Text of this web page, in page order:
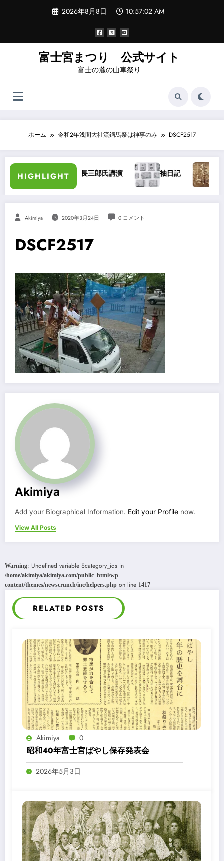
ツ
2026年8月8日 10:57:03 AM
富士宮まつり 公式サイト
富士の麓の山車祭り
ホーム 令和2年浅間大社流鏑馬祭は神事のみ DSCF2517
HIGHLIGHT
加藤長三郎氏講演 袖日記 大宮浅間
Akimiya 2020年3月24日 0 コメント
DSCF2517
Akimiya
Add your Biographical Information. Edit your Profile now.
View All Posts
Warning: Undefined variable $category_ids in
/home/akimiya/akimiya.com/public_html/wp-
content/themes/newscrunch/inc/helpers.php on line 1417
RELATED POSTS
Akimiya 0
昭和40年富士宮ばやし保存発表会
2026年5月3日